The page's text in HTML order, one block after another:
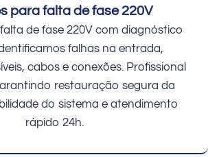
para falta de fase 220V
de fase 220V com diagnóstico
falhas na entrada,
cabos e conexões. Profissional
restauração segura da
do sistema e atendimento
rápido 24h.